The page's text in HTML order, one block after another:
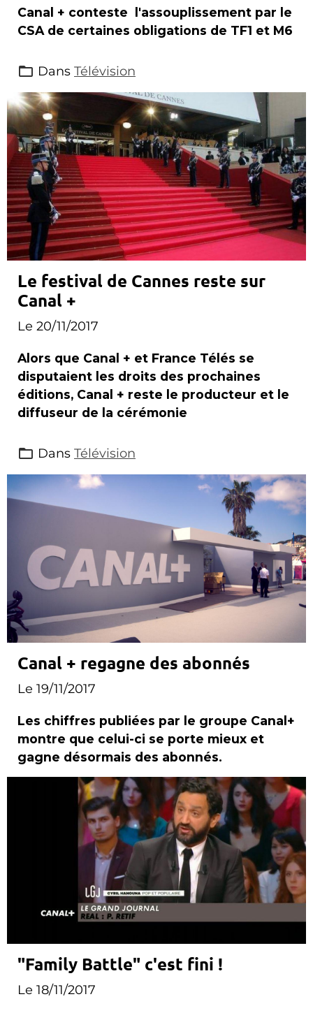
Canal + conteste l'assouplissement par le
CSA de certaines obligations de TF1 et M6
Dans Télévision
Le festival de Cannes reste sur
Canal +
Le 20/11/2017
Alors que Canal + et France Télés se
disputaient les droits des prochaines
éditions, Canal + reste le producteur et le
diffuseur de la cérémonie
Dans Télévision
Canal + regagne des abonnés
Le 19/11/2017
Les chiffres publiées par le groupe Canal+
montre que celui-ci se porte mieux et
gagne désormais des abonnés.
"Family Battle" c'est fini !
Le 18/11/2017